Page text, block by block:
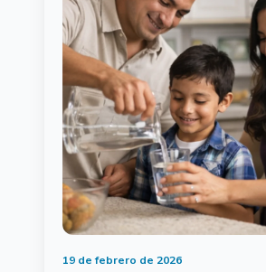
19 de febrero de 2026